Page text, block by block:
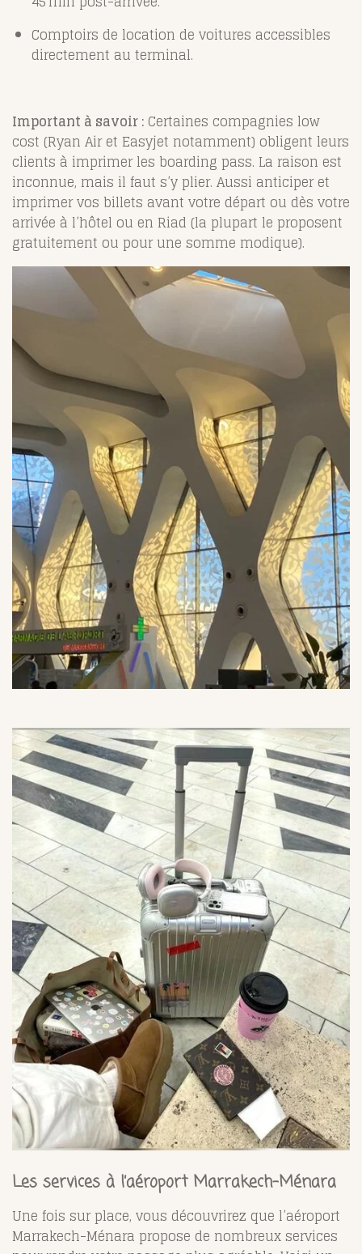
Comptoirs de location de voitures accessibles
directement au terminal.
Important à savoir : Certaines compagnies low
cost (Ryan Air et Easyjet notamment) obligent leurs
clients à imprimer les boarding pass. La raison est
inconnue, mais il faut s’y plier. Aussi anticiper et
imprimer vos billets avant votre départ ou dès votre
arrivée à l’hôtel ou en Riad (la plupart le proposent
gratuitement ou pour une somme modique).
Les services à l’aéroport Marrakech-Ménara
Une fois sur place, vous découvrirez que l’aéroport
Marrakech-Ménara propose de nombreux services